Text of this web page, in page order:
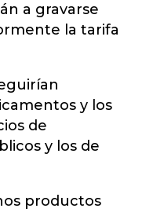
a gravarse
la tarifa
y los
de
y los de
productos